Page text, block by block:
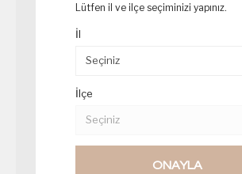
Lütfen il ve ilçe seçiminizi yapınız.
İl
İlçe
ONAYLA